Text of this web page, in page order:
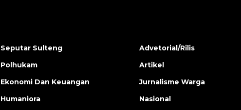
Seputar Sulteng
Polhukam
Ekonomi Dan Keuangan
Humaniora
Advetorial/Rilis
Artikel
Jurnalisme Warga
Nasional